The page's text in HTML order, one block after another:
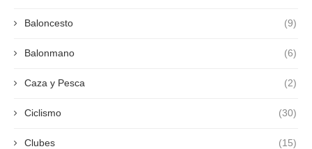
Baloncesto (9)
Balonmano (6)
Caza y Pesca (2)
Ciclismo (30)
Clubes (15)